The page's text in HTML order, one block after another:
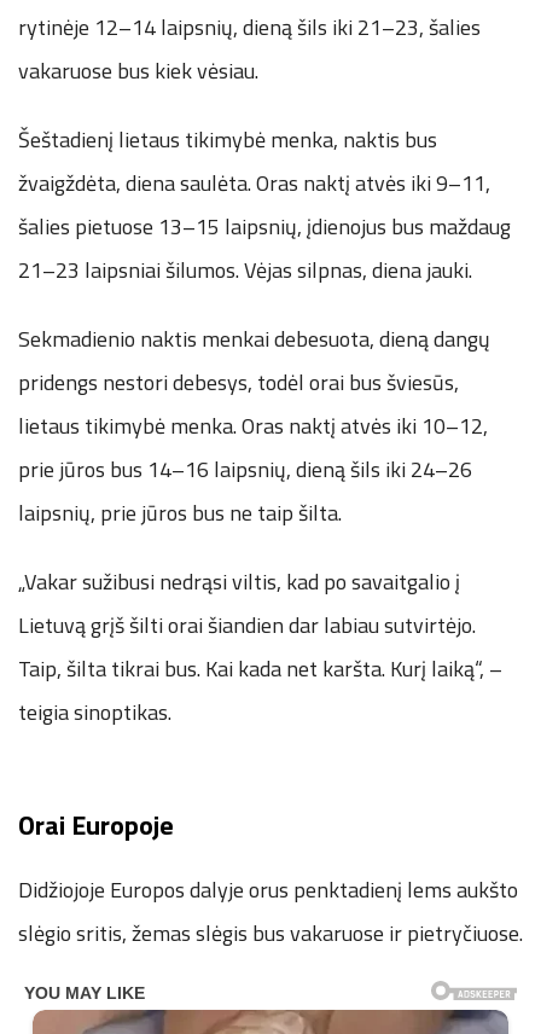
rytinėje 12–14 laipsnių, dieną šils iki 21–23, šalies
vakaruose bus kiek vėsiau.
Šeštadienį lietaus tikimybė menka, naktis bus
žvaigždėta, diena saulėta. Oras naktį atvės iki 9–11,
šalies pietuose 13–15 laipsnių, įdienojus bus maždaug
21–23 laipsniai šilumos. Vėjas silpnas, diena jauki.
Sekmadienio naktis menkai debesuota, dieną dangų
pridengs nestori debesys, todėl orai bus šviesūs,
lietaus tikimybė menka. Oras naktį atvės iki 10–12,
prie jūros bus 14–16 laipsnių, dieną šils iki 24–26
laipsnių, prie jūros bus ne taip šilta.
„Vakar sužibusi nedrąsi viltis, kad po savaitgalio į
Lietuvą grįš šilti orai šiandien dar labiau sutvirtėjo.
Taip, šilta tikrai bus. Kai kada net karšta. Kurį laiką“, –
teigia sinoptikas.
Orai Europoje
Didžiojoje Europos dalyje orus penktadienį lems aukšto
slėgio sritis, žemas slėgis bus vakaruose ir pietryčiuose.